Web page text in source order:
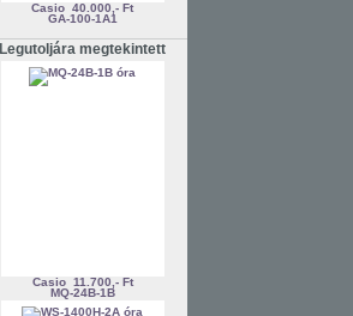
Casio 40.000,- Ft
GA-100-1A1
Legutoljára megtekintett
Casio 11.700,- Ft
MQ-24B-1B